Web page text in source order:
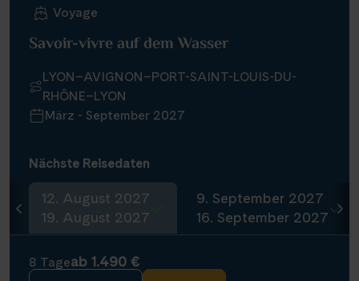
Voyage
Savoir-vivre auf dem Wasser
LYON–AVIGNON–PORT-SAINT-LOUIS-DU-
RHÔNE–LYON
März - September 2027
Nächste Reisedaten
12. August 2027
19. August 2027
9. September 2027
16. September 2027
8 Tageab 1.490 €